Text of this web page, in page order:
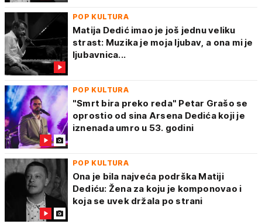
POP KULTURA
Matija Dedić imao je još jednu veliku
strast: Muzika je moja ljubav, a ona mi je
ljubavnica...
POP KULTURA
"Smrt bira preko reda" Petar Grašo se
oprostio od sina Arsena Dedića koji je
iznenada umro u 53. godini
POP KULTURA
Ona je bila najveća podrška Matiji
Dediću: Žena za koju je komponovao i
koja se uvek držala po strani